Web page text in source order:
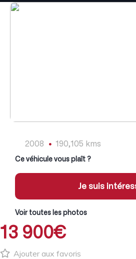
2008 190,105 kms
Ce véhicule vous plaît ?
Je suis
Voir toutes les photos
13 900€
Ajouter aux favoris